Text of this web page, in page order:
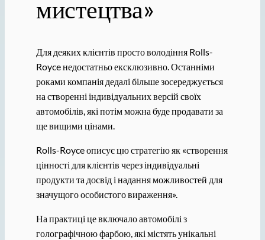
мистецтва»
Для деяких клієнтів просто володіння Rolls-
Royce недостатньо ексклюзивно. Останніми
роками компанія дедалі більше зосереджується
на створенні індивідуальних версій своїх
автомобілів, які потім можна буде продавати за
ще вищими цінами.
Rolls-Royce описує цю стратегію як «створення
цінності для клієнтів через індивідуальні
продукти та досвід і надання можливостей для
значущого особистого вираження».
На практиці це включало автомобілі з
голографічною фарбою, які містять унікальні